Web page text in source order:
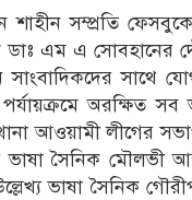
শাহীন সম্প্রতি
এম এ সোবহানের
সাংবাদিকদের
অরক্ষিত
আওয়ামী লীগের
ভাষা সৈনিক
ভাষা সৈনিক